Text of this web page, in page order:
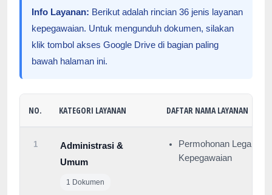
Info Layanan: Berikut adalah rincian 36 jenis layanan
kepegawaian. Untuk mengunduh dokumen, silakan
klik tombol akses Google Drive di bagian paling
bawah halaman ini.
NO. KATEGORI LAYANAN DAFTAR NAMA LAYANAN
1
Administrasi &
Umum
1 Dokumen
Permohonan
Kepegawaian